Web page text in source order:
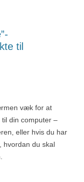
til
væk for at
din computer –
eller hvis du har
hvordan du skal